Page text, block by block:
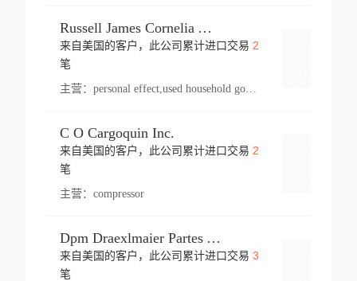
Russell James Cornelia Arlington Va
来自美国的客户，此公司累计进口交易 2
笔
主营： personal effect,used household goods
C O Cargoquin Inc.
来自美国的客户，此公司累计进口交易 2
笔
主营： compressor
Dpm Draexlmaier Partes Automotrices Corr Ind Huejotzingo
来自美国的客户，此公司累计进口交易 3
笔